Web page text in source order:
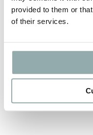
provided to them or
of their services.
Een
U